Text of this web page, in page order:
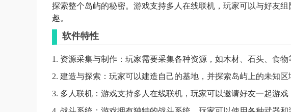
探索整个岛屿的秘密。游戏支持多人在线联机，玩家可以与好友
趣。
软件特性
1. 资源采集与制作：玩家需要采集各种资源，如木材、石头、食物
2. 建造与探索：玩家可以建造自己的基地，并探索岛屿上的未知区
3. 多人联机：游戏支持多人在线联机，玩家可以邀请好友一起游戏